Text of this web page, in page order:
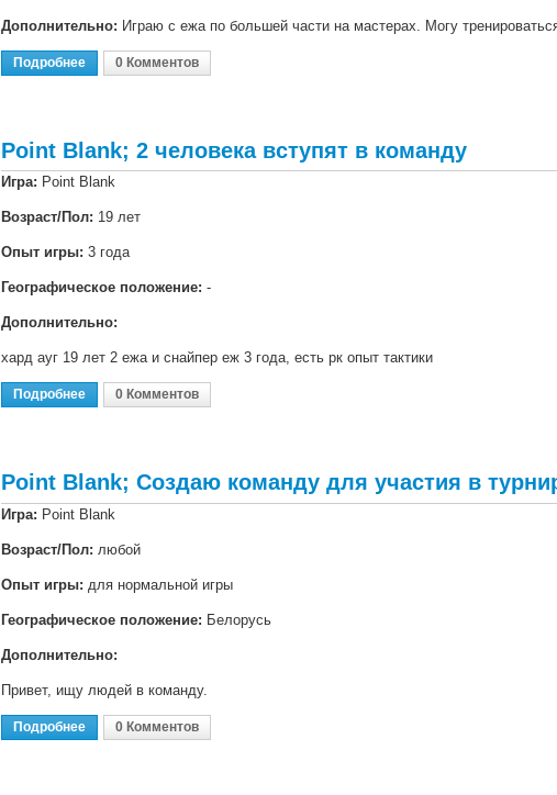
Дополнительно: Играю с ежа по большей части на мастерах. Могу
Подробнее О Point Blank; Ищу Тиму 17+
0 Комментов
Point Blank; 2 человека вступят в команду
Игра: Point Blank
Возраст/Пол: 19 лет
Опыт игры: 3 года
Географическое положение: -
Дополнительно:
хард ауг 19 лет 2 ежа и снайпер еж 3 года, есть рк опыт тактики
Подробнее О Point Blank; 2 Человека Вступят В Команду
0 Комментов
Point Blank; Создаю команду для участия в
Игра: Point Blank
Возраст/Пол: любой
Опыт игры: для нормальной игры
Географическое положение: Белорусь
Дополнительно:
Привет, ищу людей в команду.
Подробнее О Point Blank; Создаю Команду Для Участия В Турнирах
0 Комментов